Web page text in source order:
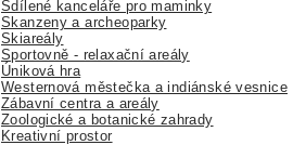
Sdílené kanceláře pro maminky
Skanzeny a archeoparky
Skiareály
Sportovně - relaxační areály
Úniková hra
Westernová městečka a indiánské vesnice
Zábavní centra a areály
Zoologické a botanické zahrady
Kreativní prostor